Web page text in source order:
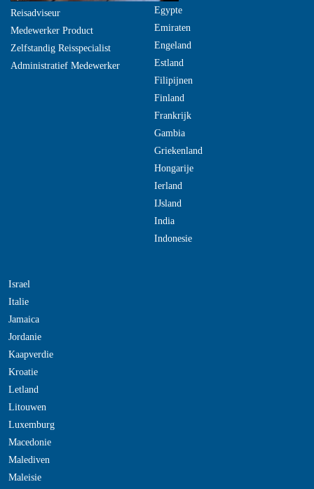
Reisadviseur
Medewerker Product
Zelfstandig Reisspecialist
Administratief Medewerker
Egypte
Emiraten
Engeland
Estland
Filipijnen
Finland
Frankrijk
Gambia
Griekenland
Hongarije
Ierland
IJsland
India
Indonesie
Israel
Italie
Jamaica
Jordanie
Kaapverdie
Kroatie
Letland
Litouwen
Luxemburg
Macedonie
Malediven
Maleisie